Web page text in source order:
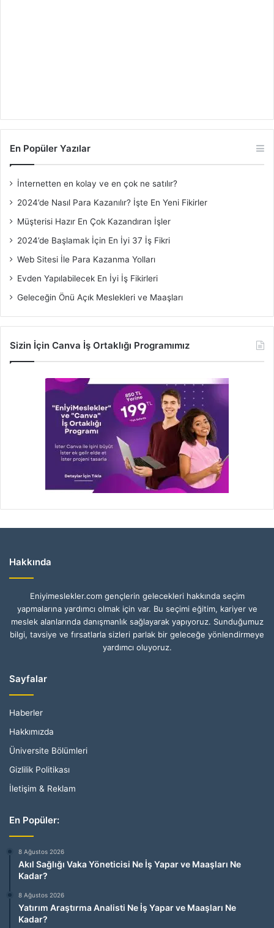
En Popüler Yazılar
İnternetten en kolay ve en çok ne satılır?
2024’de Nasıl Para Kazanılır? İşte En Yeni Fikirler
Müşterisi Hazır En Çok Kazandıran İşler
2024’de Başlamak İçin En İyi 37 İş Fikri
Web Sitesi İle Para Kazanma Yolları
Evden Yapılabilecek En İyi İş Fikirleri
Geleceğin Önü Açık Meslekleri ve Maaşları
Sizin İçin Canva İş Ortaklığı Programımız
Hakkında
Eniyimeslekler.com gençlerin gelecekleri hakkında seçim
yapmalarına yardımcı olmak için var. Bu seçimi eğitim, kariyer ve
meslek alanlarında danışmanlık sağlayarak yapıyoruz. Sunduğumuz
bilgi, tavsiye ve fırsatlarla sizleri parlak bir geleceğe yönlendirmeye
yardımcı oluyoruz.
Sayfalar
Haberler
Hakkımızda
Üniversite Bölümleri
Gizlilik Politikası
İletişim & Reklam
En Popüler:
8 Ağustos 2026
Akıl Sağlığı Vaka Yöneticisi Ne İş Yapar ve Maaşları Ne
Kadar?
8 Ağustos 2026
Yatırım Araştırma Analisti Ne İş Yapar ve Maaşları Ne
Kadar?